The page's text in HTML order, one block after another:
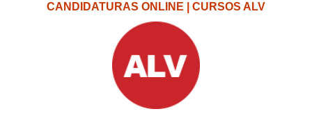
CANDIDATURAS ONLINE | CURSOS ALV